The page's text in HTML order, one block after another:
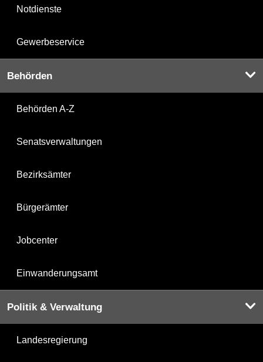
Notdienste
Gewerbeservice
Behörden
Behörden A-Z
Senatsverwaltungen
Bezirksämter
Bürgerämter
Jobcenter
Einwanderungsamt
Politik & Verwaltung
Landesregierung